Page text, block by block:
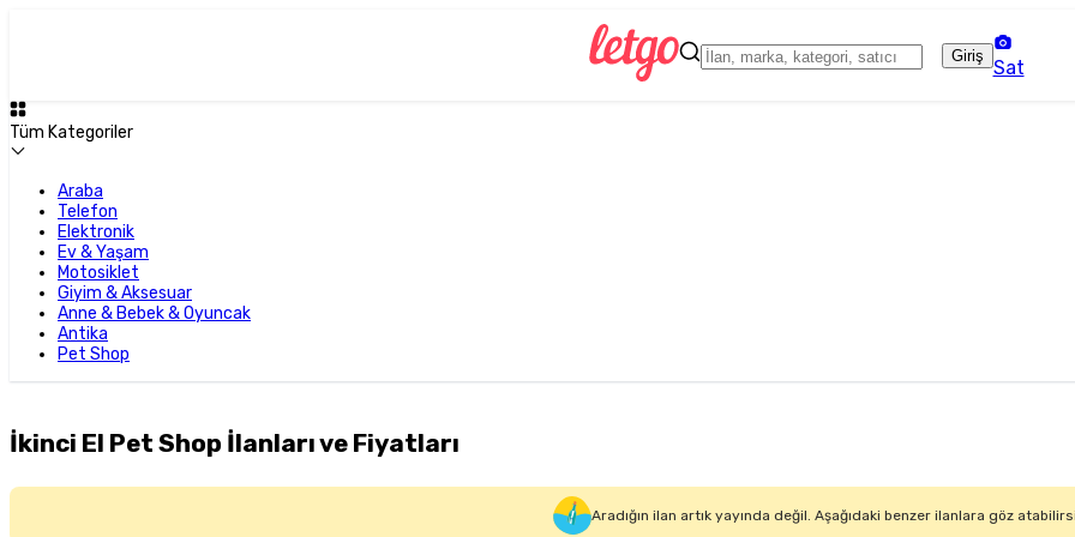
Giriş
Sat
Tüm Kategoriler
Araba
Telefon
Elektronik
Ev & Yaşam
Motosiklet
Giyim & Aksesuar
Anne & Bebek & Oyuncak
Antika
Pet Shop
İkinci El Pet Shop İlanları ve Fiyatları
Aradığın ilan artık yayında değil. Aşağıdaki benzer ilanlara göz